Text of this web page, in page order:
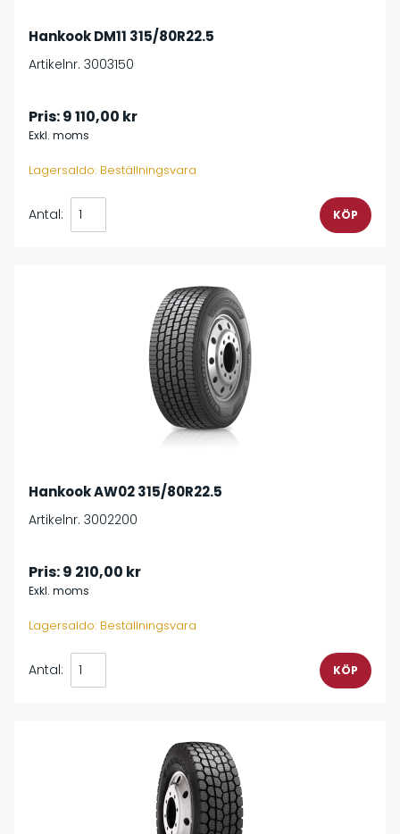
Hankook DM11 315/80R22.5
Artikelnr. 3003150
Pris:9 110,00 kr
Exkl. moms
Lagersaldo: Beställningsvara
Antal:
Hankook AW02 315/80R22.5
Artikelnr. 3002200
Pris:9 210,00 kr
Exkl. moms
Lagersaldo: Beställningsvara
Antal: